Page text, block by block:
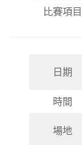
比賽項目
日期
時間
場地